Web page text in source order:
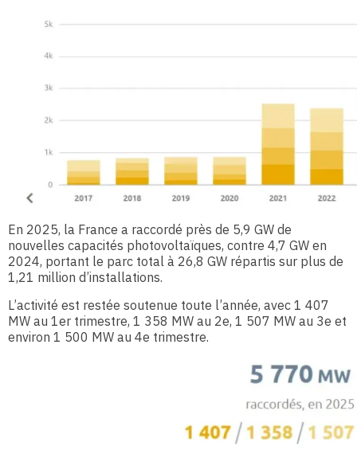
En 2025, la France a raccordé près de 5,9 GW de
nouvelles capacités photovoltaïques, contre 4,7 GW en
2024, portant le parc total à 26,8 GW répartis sur plus de
1,21 million d’installations.
L’activité est restée soutenue toute l’année, avec 1 407
MW au 1er trimestre, 1 358 MW au 2e, 1 507 MW au 3e et
environ 1 500 MW au 4e trimestre.